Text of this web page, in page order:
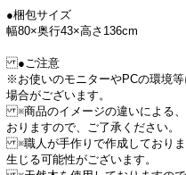
●梱包サイズ
幅80×奥行43×高さ136cm
●ご注意
※お使いのモニターやPCの環境
場合がございます。
※商品のイメージの違いによる、
おりますので、ご了承ください。
※職人が手作りで作成しておりま
生じる可能性がございます。